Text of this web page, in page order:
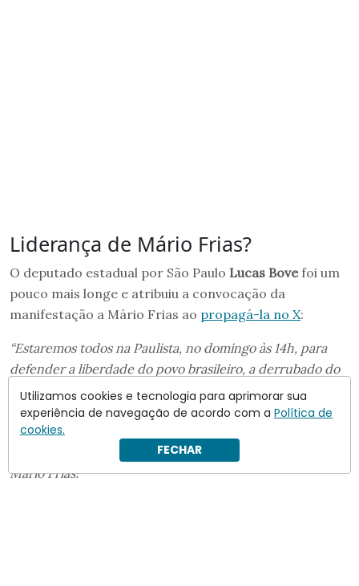
Liderança de Mário Frias?
O deputado estadual por São Paulo Lucas Bovefoi um
pouco mais longe e atribuiu a convocação da
manifestação a Mário Frias ao propagá-la no X:
“Estaremos todos na Paulista, no domingo às 14h, para
defender a liberdade do povo brasileiro, a derrubado do
veto da dosimetria e a anistia para Jair Bolsonaro e todos
os presos políticos de 8/jan! Vamos, ainda, bradar para
todos a ÚNICA solução verdadeira para o Brasil: eleger
Flávio Bolsonaro presidente! Parabéns pela liderança,
Mário Frias!”
Utilizamos cookies e tecnologia para aprimorar sua
experiência de navegação de acordo com a Política de
cookies.
FECHAR